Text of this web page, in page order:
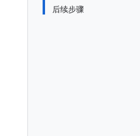
后续步骤